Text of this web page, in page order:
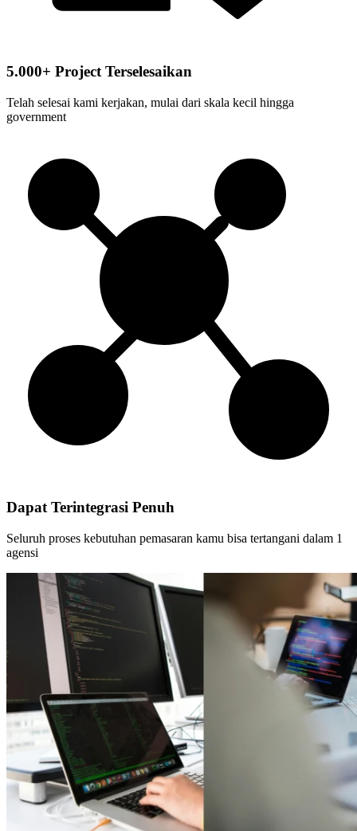
5.000+ Project Terselesaikan
Telah selesai kami kerjakan, mulai dari skala kecil hingga
government
Dapat Terintegrasi Penuh
Seluruh proses kebutuhan pemasaran kamu bisa tertangani dalam 1
agensi